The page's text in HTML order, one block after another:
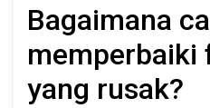
Bagaimana
memperbaiki
yang rusak?